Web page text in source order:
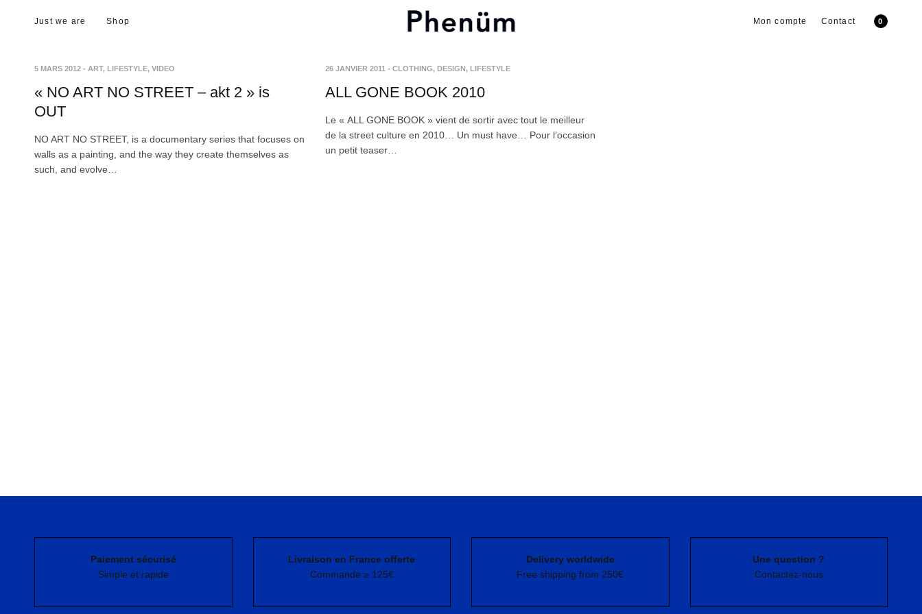
Just we are Shop Mon compte Contact 0
5 MARS 2012 - ART, LIFESTYLE, VIDEO
« NO ART NO STREET – akt 2 » is
OUT
NO ART NO STREET, is a documentary series that focuses on
walls as a painting, and the way they create themselves as
such, and evolve…
26 JANVIER 2011 - CLOTHING, DESIGN, LIFESTYLE
ALL GONE BOOK 2010
Le « ALL GONE BOOK » vient de sortir avec tout le meilleur
de la street culture en 2010… Un must have… Pour l’occasion
un petit teaser…
Paiement sécurisé
Simple et rapide
Livraison en France offerte
Commande ≥ 125€
Delivery worldwide
Free shipping from 250€
Une question ?
Contactez-nous